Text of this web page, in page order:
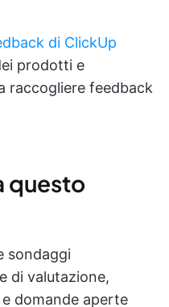
di ClickUp
prodotti e
raccogliere feedback
questo
sondaggi
di valutazione,
domande aperte